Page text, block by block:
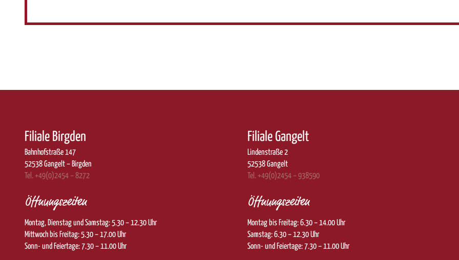
Filiale Birgden
Bahnhofstraße 147
52538 Gangelt – Birgden
Tel. +49(0)2454 – 8272
Öffnungszeiten
Montag, Dienstag und Samstag: 5.30 – 12.30 Uhr
Mittwoch bis Freitag: 5.30 – 17.00 Uhr
Sonn- und Feiertage: 7.30 – 11.00 Uhr
Filiale Gangelt
Lindenstraße 2
52538 Gangelt
Tel. +49(0)2454 – 938590
Öffnungszeiten
Montag bis Freitag: 6.30 – 14.00 Uhr
Samstag: 6.30 – 12.30 Uhr
Sonn- und Feiertage: 7.30 – 11.00 Uhr